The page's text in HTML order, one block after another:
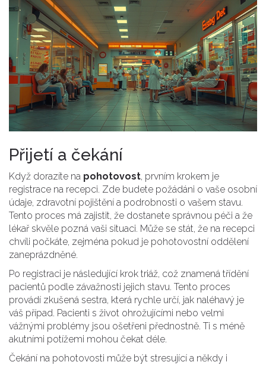
Přijetí a čekání
Když dorazíte na pohotovost, prvním krokem je
registrace na recepci. Zde budete požádáni o vaše osobní
údaje, zdravotní pojištění a podrobnosti o vašem stavu.
Tento proces má zajistit, že dostanete správnou péči a že
lékař skvěle pozná vaši situaci. Může se stát, že na recepci
chvíli počkáte, zejména pokud je pohotovostní oddělení
zaneprázdněné.
Po registraci je následující krok triáž, což znamená třídění
pacientů podle závažnosti jejich stavu. Tento proces
provádí zkušená sestra, která rychle určí, jak naléhavý je
váš případ. Pacienti s život ohrožujícími nebo velmi
vážnými problémy jsou ošetřeni přednostně. Ti s méně
akutními potížemi mohou čekat déle.
Čekání na pohotovosti může být stresující a někdy i